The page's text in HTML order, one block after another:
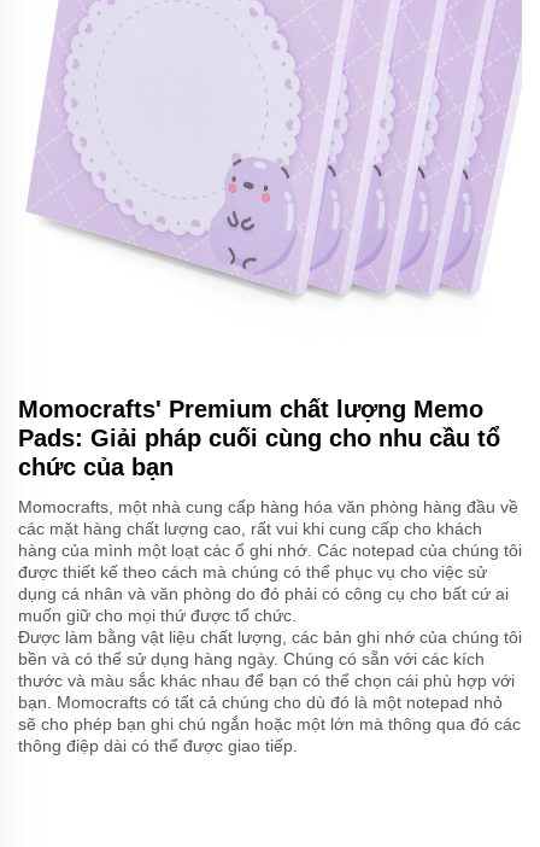
Momocrafts' Premium chất lượng Memo
Pads: Giải pháp cuối cùng cho nhu cầu tổ
chức của bạn
Momocrafts, một nhà cung cấp hàng hóa văn phòng hàng đầu về
các mặt hàng chất lượng cao, rất vui khi cung cấp cho khách
hàng của mình một loạt các ổ ghi nhớ. Các notepad của chúng tôi
được thiết kế theo cách mà chúng có thể phục vụ cho việc sử
dụng cá nhân và văn phòng do đó phải có công cụ cho bất cứ ai
muốn giữ cho mọi thứ được tổ chức.
Được làm bằng vật liệu chất lượng, các bản ghi nhớ của chúng tôi
bền và có thể sử dụng hàng ngày. Chúng có sẵn với các kích
thước và màu sắc khác nhau để bạn có thể chọn cái phù hợp với
bạn. Momocrafts có tất cả chúng cho dù đó là một notepad nhỏ
sẽ cho phép bạn ghi chú ngắn hoặc một lớn mà thông qua đó các
thông điệp dài có thể được giao tiếp.